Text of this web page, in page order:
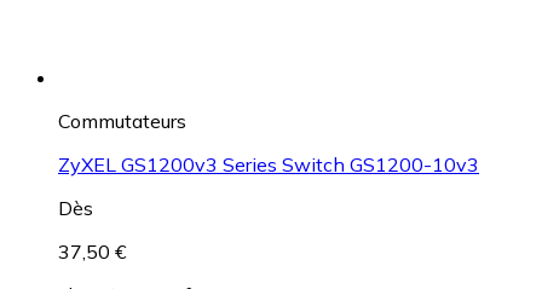
Commutateurs
ZyXEL GS1200v3 Series Switch GS1200-10v3
Dès
37,50 €